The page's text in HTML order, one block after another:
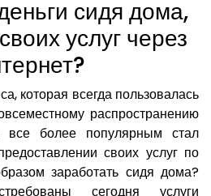
сидя дома,
услуг через
которая всегда пользовалась
распространению
все более популярным стал
своих услуг по
заработать сидя дома?
сегодня услуги